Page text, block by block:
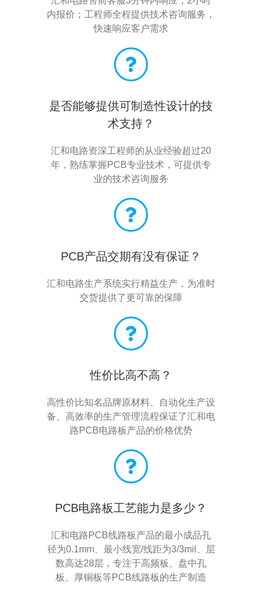
内报价；工程师全程提供技术咨询服务，
快速响应客户需求
是否能够提供可制造性设计的技
术支持？
汇和电路资深工程师的从业经验超过20
年，熟练掌握PCB专业技术，可提供专
业的技术咨询服务
PCB产品交期有没有保证？
汇和电路生产系统实行精益生产，为准时
交货提供了更可靠的保障
性价比高不高？
高性价比知名品牌原材料、自动化生产设
备、高效率的生产管理流程保证了汇和电
路PCB电路板产品的价格优势
PCB电路板工艺能力是多少？
汇和电路PCB线路板产品的最小成品孔
径为0.1mm、最小线宽/线距为3/3mil、层
数高达28层，专注于高频板、盘中孔
板、厚铜板等PCB线路板的生产制造